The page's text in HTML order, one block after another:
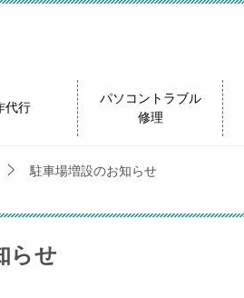
代行
パソコントラブル
修理
駐車場増設のお知らせ
らせ